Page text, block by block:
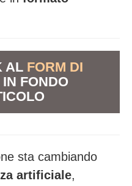
AL FORM DI
IN FONDO
sta cambiando
artificiale,